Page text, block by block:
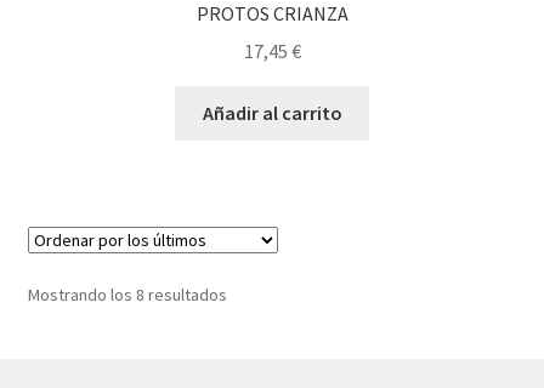
PROTOS CRIANZA
17,45 €
Añadir al carrito
Mostrando los 8 resultadosOrdenado